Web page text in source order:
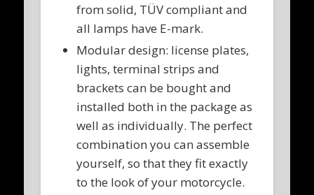
from solid, TÜV compliant and
all lamps have E-mark.
Modular design: license plates,
lights, terminal strips and
brackets can be bought and
installed both in the package as
well as individually. The perfect
combination you can assemble
yourself, so that they fit exactly
to the look of your motorcycle.